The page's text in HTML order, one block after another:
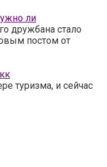
ли
дружбана стало
постом от
туризма, и сейчас